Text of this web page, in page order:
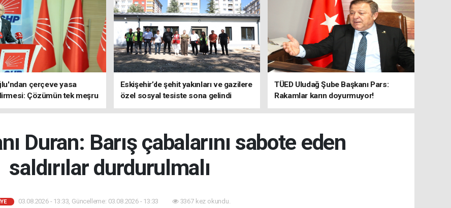
çerçeve yasa
Çözümün tek meşru
Eskişehir’de şehit yakınları ve gazilere
özel sosyal tesiste sona gelindi
TÜED Uludağ Şube Başkanı Pars:
Rakamlar karın doyurmuyor!
Duran: Barış çabalarını sabote eden
saldırılar durdurulmalı
03.08.2026 - 13:33, Güncelleme: 03.08.2026 - 13:33 3367 kez okundu.